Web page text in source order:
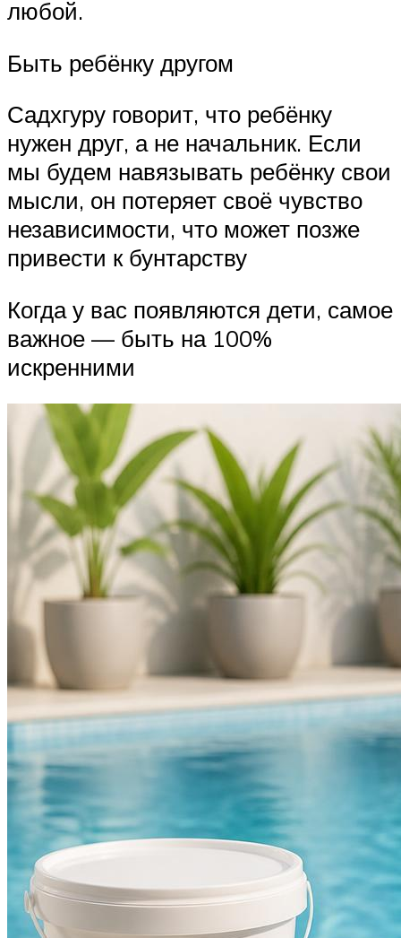
любой.
Быть ребёнку другом
Садхгуру говорит, что ребёнку
нужен друг, а не начальник. Если
мы будем навязывать ребёнку свои
мысли, он потеряет своё чувство
независимости, что может позже
привести к бунтарству
Когда у вас появляются дети, самое
важное — быть на 100%
искренними